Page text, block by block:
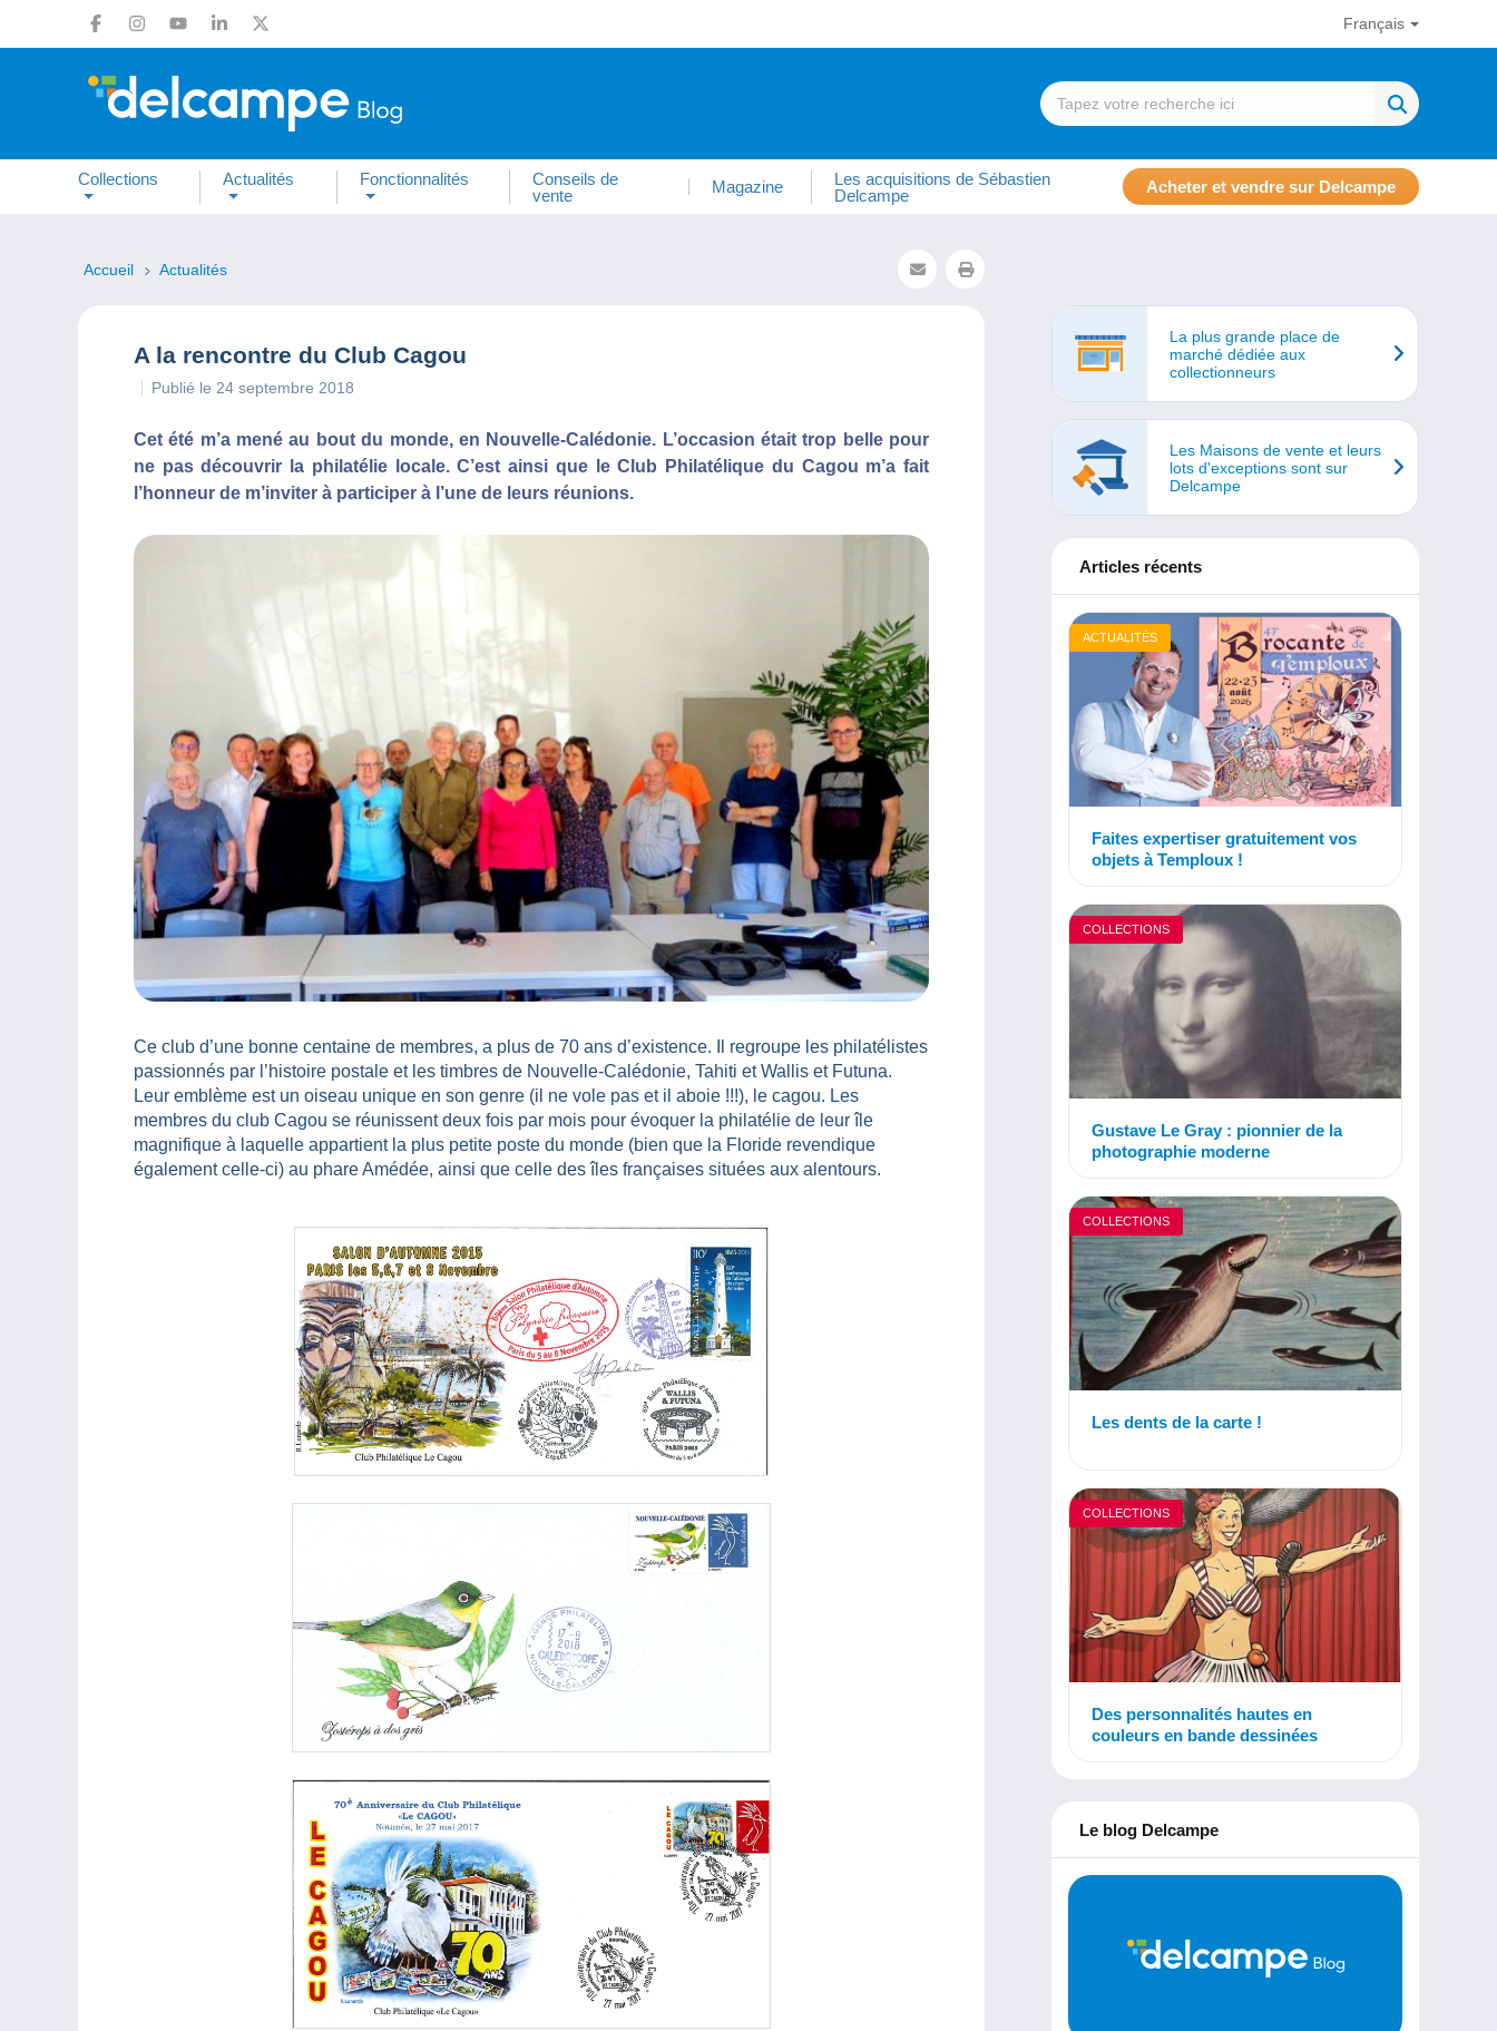
Français
Collections Actualités Fonctionnalités
Conseils de
vente
Magazine
Les acquisitions de Sébastien
Delcampe
Acheter et vendre sur Delcampe
Accueil Actualités
A la rencontre du Club Cagou
Publié le 24 septembre 2018
Cet été m’a mené au bout du monde, en Nouvelle-Calédonie. L’occasion était trop belle pour
ne pas découvrir la philatélie locale. C’est ainsi que le Club Philatélique du Cagou m’a fait
l’honneur de m’inviter à participer à l’une de leurs réunions.
Ce club d’une bonne centaine de membres, a plus de 70 ans d’existence. Il regroupe les philatélistes
passionnés par l’histoire postale et les timbres de Nouvelle-Calédonie, Tahiti et Wallis et Futuna.
Leur emblème est un oiseau unique en son genre (il ne vole pas et il aboie !!!), le cagou. Les
membres du club Cagou se réunissent deux fois par mois pour évoquer la philatélie de leur île
magnifique à laquelle appartient la plus petite poste du monde (bien que la Floride revendique
également celle-ci) au phare Amédée, ainsi que celle des îles françaises situées aux alentours.
La plus grande place de
marché dédiée aux
collectionneurs
Les Maisons de vente et leurs
lots d'exceptions sont sur
Delcampe
Articles récents
ACTUALITÉS
Faites expertiser gratuitement vos
objets à Temploux !
COLLECTIONS
Gustave Le Gray : pionnier de la
photographie moderne
COLLECTIONS
Les dents de la carte !
COLLECTIONS
Des personnalités hautes en
couleurs en bande dessinées
Le blog Delcampe